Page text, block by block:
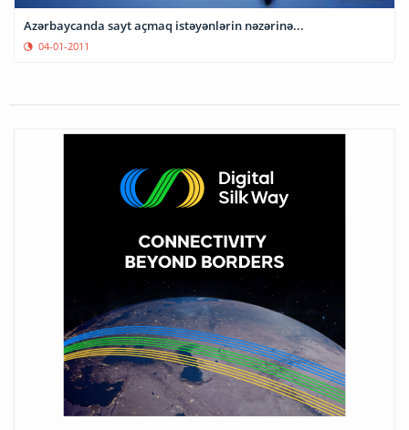
Azərbaycanda sayt açmaq istəyənlərin nəzərinə...
04-01-2011